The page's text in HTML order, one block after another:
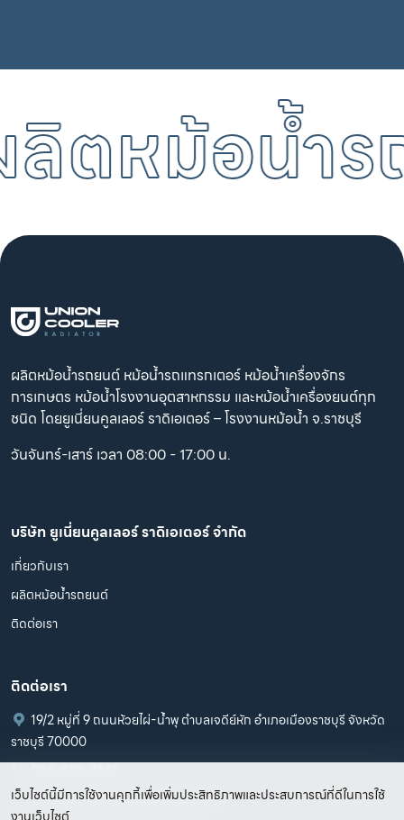
เว็บไซต์นี้มีการใช้งานคุกกี้เพื่อเพิ่มประสิทธิภาพและประสบการณ์ที่ดีในการใช้
หม้อน้ำรถ
ผลิตหม้อน้ำรถยนต์ หม้อน้ำรถแทรกเตอร์ หม้อน้ำเครื่องจักร
การเกษตร หม้อน้ำโรงงานอุตสาหกรรม และหม้อน้ำเครื่องยนต์ทุก
ชนิด โดยยูเนี่ยนคูลเลอร์ ราดิเอเตอร์ – โรงงานหม้อน้ำ จ.ราชบุรี
วันจันทร์-เสาร์ เวลา 08:00 - 17:00 น.
บริษัท ยูเนี่ยนคูลเลอร์ ราดิเอเตอร์ จำกัด
เกี่ยวกับเรา
ผลิตหม้อน้ำรถยนต์
ติดต่อเรา
ติดต่อเรา
19/2 หมู่ที่ 9 ถนนห้วยไผ่-น้ำพุ ตำบลเจดีย์หัก อำเภอเมืองราชบุรี จังหวัด
ราชบุรี 70000
Unioncooler.thailand@gmail.com